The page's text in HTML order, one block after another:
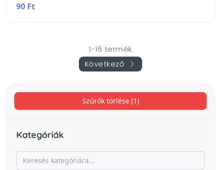
Szűrők törlése (1)
Kategóriák
90 Ft
1-16 termék
Következő